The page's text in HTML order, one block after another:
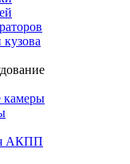
камеры
АКПП